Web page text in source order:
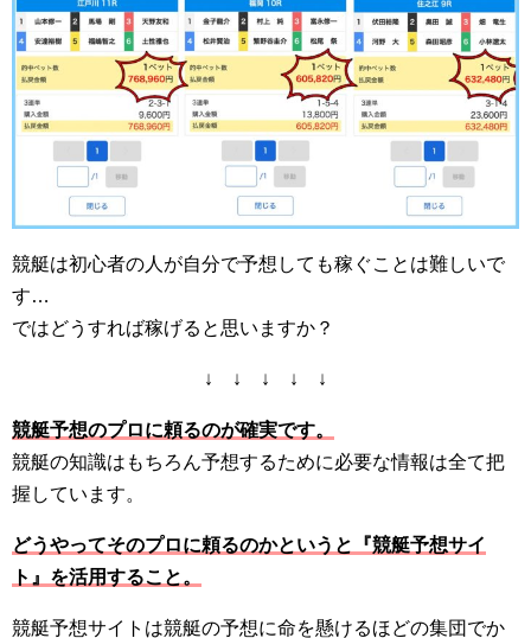
競艇は初心者の人が自分で予想しても稼ぐことは難しいで
す…
ではどうすれば稼げると思いますか？
↓ ↓ ↓ ↓ ↓
競艇予想のプロに頼るのが確実です。
競艇の知識はもちろん予想するために必要な情報は全て把
握しています。
どうやってそのプロに頼るのかというと『競艇予想サイ
ト』を活用すること。
競艇予想サイトは競艇の予想に命を懸けるほどの集団でか